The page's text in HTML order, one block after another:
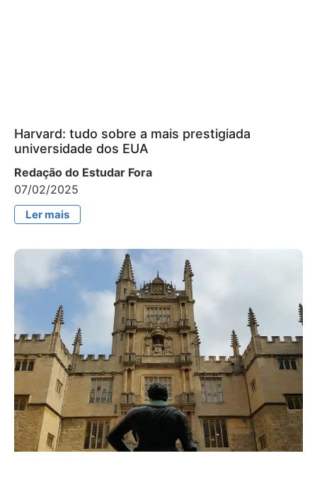
Harvard: tudo sobre a mais prestigiada
universidade dos EUA
Redação do Estudar Fora
07/02/2025
Ler mais